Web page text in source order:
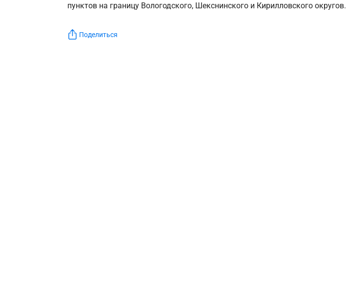
пунктов на границу Вологодского, Шекснинского и Кирилловского округов.
Поделиться